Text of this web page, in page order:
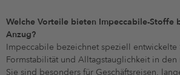
Welche Vorteile bieten Impeccabile-Stoffe
Anzug?
Impeccabile bezeichnet speziell entwickelte
Formstabilität und Alltagstauglichkeit in
Sie sind besonders für Geschäftsreisen,